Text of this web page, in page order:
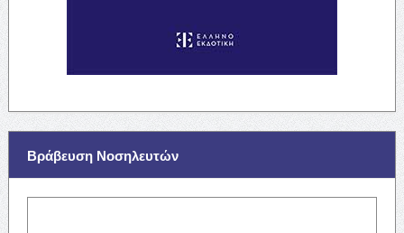
Βράβευση Νοσηλευτών